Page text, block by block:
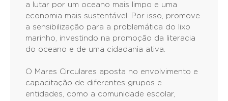
a lutar por um oceano mais limpo e uma
economia mais sustentável. Por isso, promove
a sensibilização para a problemática do lixo
marinho, investindo na promoção da literacia
do oceano e de uma cidadania ativa.
O Mares Circulares aposta no envolvimento e
capacitação de diferentes grupos e
entidades, como a comunidade escolar,